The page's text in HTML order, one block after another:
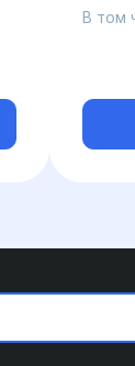
В том